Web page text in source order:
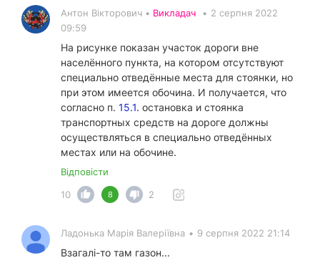
Антон Вікторович • Викладач • 2 серпня 2022
09:59
На рисунке показан участок дороги вне
населённого пункта, на котором отсутствуют
специально отведённые места для стоянки, но
при этом имеется обочина. И получается, что
согласно п. 15.1. остановка и стоянка
транспортных средств на дороге должны
осуществляться в специально отведённых
местах или на обочине.
Відповісти
10
8 2
Ладонька Марія Валеріївна • 9 серпня 2022 21:14
Взагалі-то там газон...